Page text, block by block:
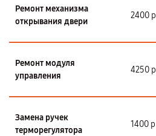
Ремонт механизма
открывания двери
2400 р
Ремонт модуля
управления
4250 р
Замена ручек
терморегулятора
1400 р